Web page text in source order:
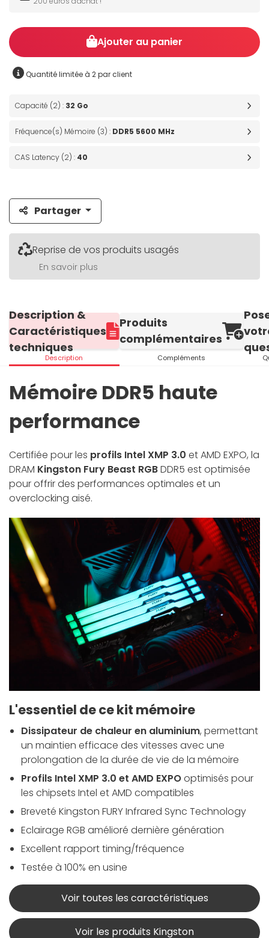
Ajouter au panier
Quantité limitée à 2 par client
Capacité (2) : 32 Go
Fréquence(s) Mémoire (3) : DDR5 5600 MHz
CAS Latency (2) : 40
Partager
Reprise de vos produits usagés
En savoir plus
Description &
Caractéristiques
techniques
Description
Produits
complémentaires
Compléments
Mémoire DDR5 haute
performance
Certifiée pour les profils Intel XMP 3.0 et AMD EXPO, la
DRAM Kingston Fury Beast RGBDDR5 est optimisée
pour offrir des performances optimales et un
overclocking aisé.
L'essentiel de ce kit mémoire
Dissipateur de chaleur en aluminium, permettant
un maintien efficace des vitesses avec une
prolongation de la durée de vie de la mémoire
Profils Intel XMP 3.0 et AMD EXPOoptimisés pour
les chipsets Intel et AMD compatibles
Breveté Kingston FURY Infrared Sync Technology
Eclairage RGB amélioré dernière génération
Excellent rapport timing/fréquence
Testée à 100% en usine
Voir toutes les caractéristiques
Voir les produits Kingston